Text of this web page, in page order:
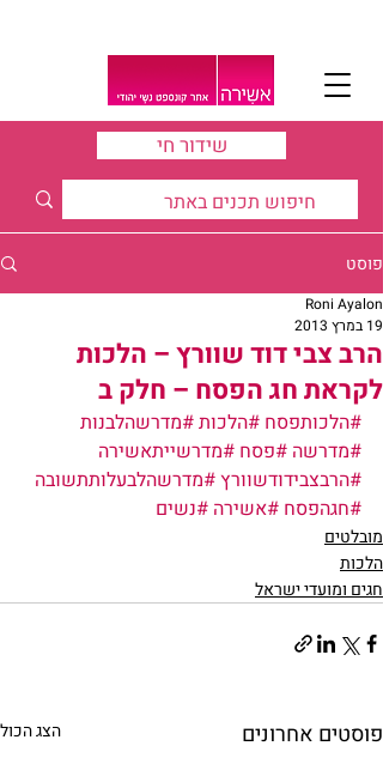
שידור חי
פוסט
הרב צבי דוד שוורץ – הלכות
לקראת חג הפסח – חלק ב
Roni Ayalon
19 במרץ 2013
#הלכותפסח #הלכות#מדרשהלבנות
#מדרשה #פסח #מדרשייתאשירה
#הרבצבידודשוורץ#מדרשהלבעלותתשובה
#חגהפסח #אשירה #נשים
מובלטים
הלכות
חגים ומועדי ישראל
פוסטים אחרונים הצג הכול